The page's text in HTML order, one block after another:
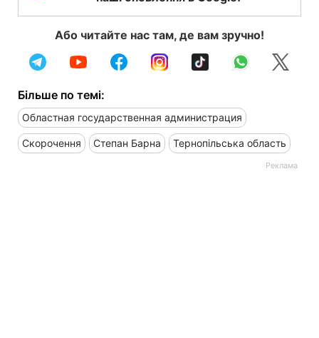
Або читайте нас там, де вам зручно!
Більше по темі:
Областная государственная администрация
Скорочення Степан Барна Тернопільська область